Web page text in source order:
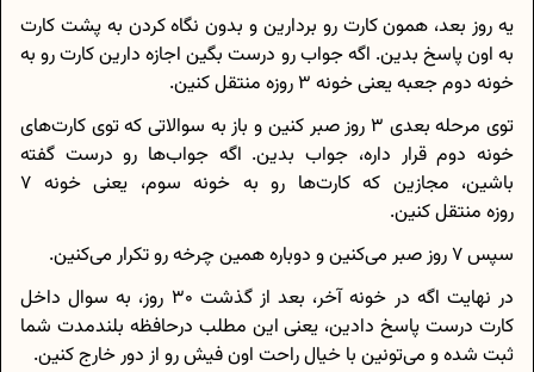
یه روز بعد، همون کارت رو بردارین و بدون نگاه کردن به پشت کارت
به اون پاسخ بدین. اگه جواب رو درست بگین اجازه دارین کارت رو به
خونه دوم جعبه یعنی خونه 3 روزه منتقل کنین.
توی مرحله بعدی 3 روز صبر کنین و باز به سوالاتی که توی کارت‌های
خونه دوم قرار داره، جواب بدین. اگه جواب‌ها رو درست گفته
باشین، مجازین که کارت‌ها رو به خونه‌ سوم، یعنی خونه‌ 7
روزه منتقل کنین.
سپس 7 روز صبر می‌کنین و دوباره همین چرخه رو تکرار می‌کنین.
در نهایت اگه در خونه‌ آخر، بعد از گذشت 30 روز، به سوال داخل
کارت درست پاسخ دادین، یعنی این مطلب درحافظه‌ بلندمدت شما
ثبت شده و می‌تونین با خیال راحت اون فیش رو از دور خارج کنین.